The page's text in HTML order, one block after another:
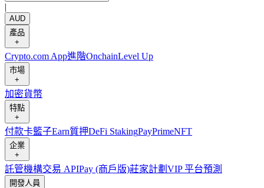
|
AUD
產品
+
Crypto.com App進階OnchainLevel Up
市場
+
加密貨幣
特點
+
付款卡籃子Earn質押DeFi StakingPayPrimeNFT
企業
+
託管機構交易 APIPay (商戶版)莊家計劃 VIP 平台預測
開發人員